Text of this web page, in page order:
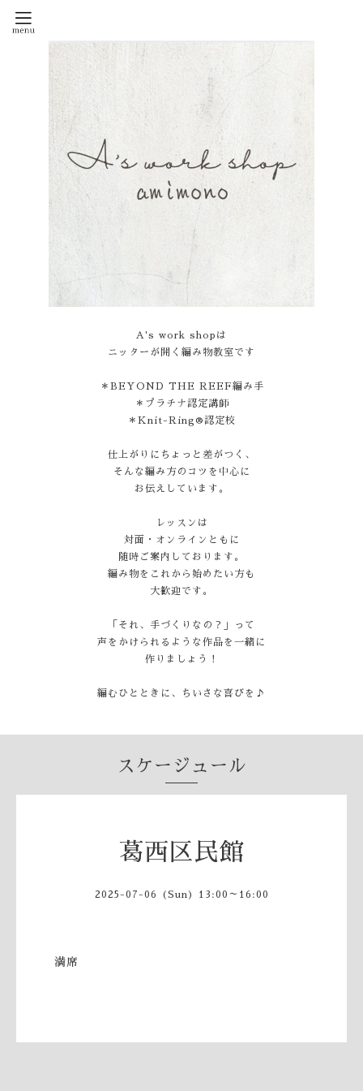
A's work shopは
ニッターが開く編み物教室です
＊BEYOND THE REEF編み手
＊プラチナ認定講師
＊Knit-Ring®認定校
仕上がりにちょっと差がつく、
そんな編み方のコツを中心に
お伝えしています。
レッスンは
対面・オンラインともに
随時ご案内しております。
編み物をこれから始めたい方も
大歓迎です。
「それ、手づくりなの？」って
声をかけられるような作品を一緒に
作りましょう！
編むひとときに、ちいさな喜びを♪
スケージュール
葛西区民館
2025-07-06 (Sun) 13:00～16:00
満席